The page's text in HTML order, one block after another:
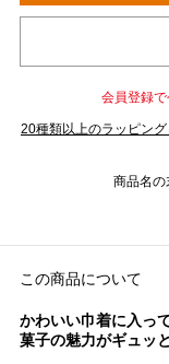
会員登録
20種類以上のラッピン
商品名の
この商品について
かわいい巾着に入っ
菓子の魅力がギュッ